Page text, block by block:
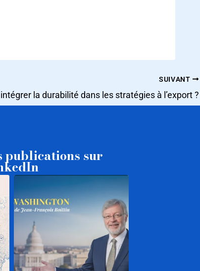
SUIVANT
la durabilité dans les stratégies à l’export ?
publications sur